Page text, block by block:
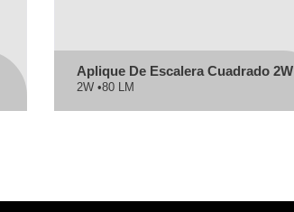
Aplique De Escalera Cuadrado 2W
2W •80 LM